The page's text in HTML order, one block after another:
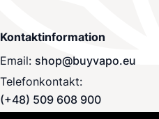
Kontaktinformation
Email: shop@buyvapo.eu
Telefonkontakt:
(+48) 509 608 900